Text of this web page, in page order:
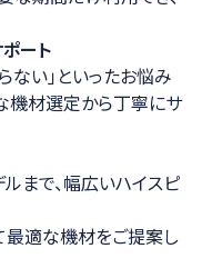
ート
ない」といったお悩み
機材選定から丁寧にサ
まで、幅広いハイスピ
適な機材をご提案し